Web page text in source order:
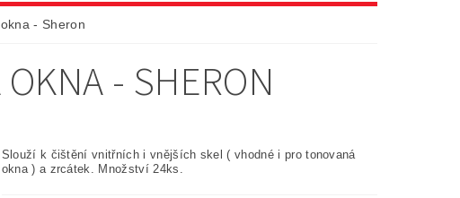
- Sheron
- SHERON
Slouží k čištění vnitřních i vnějších skel ( vhodné i pro tonovaná
okna ) a zrcátek. Množství 24ks.